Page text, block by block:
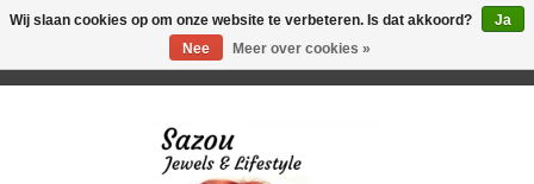
Wij slaan cookies op om onze website te verbeteren. Is dat akkoord?
Ja
Nee
Meer over cookies »